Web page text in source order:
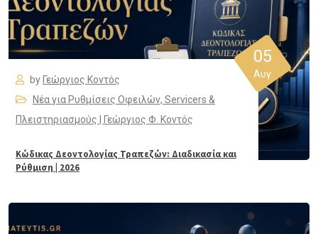
byΓεώργιος Κοντός
Νέα για Ρυθμίσεις Οφειλών, Servicers &
Πλειστηριασμούς | Γεώργιος Φ. Κοντός
Κώδικας Δεοντολογίας Τραπεζών: Διαδικασία και
Ρύθμιση | 2026
05
Αυγ